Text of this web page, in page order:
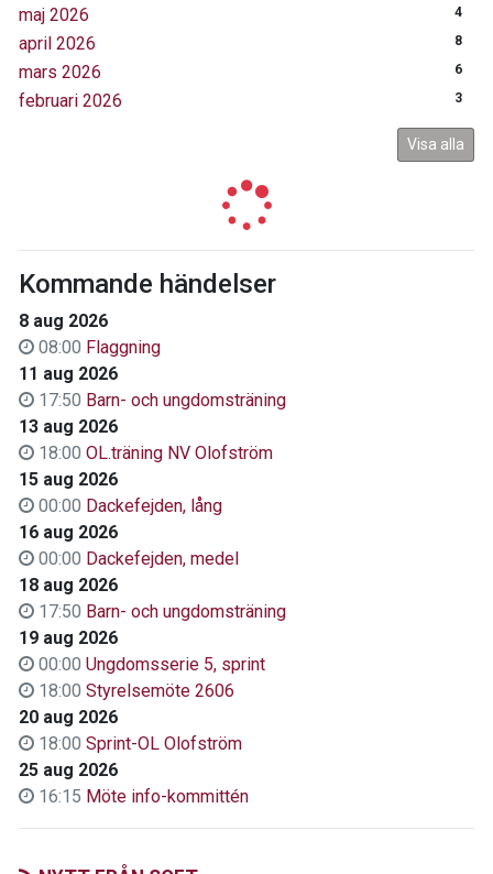
maj 2026 4
april 2026 8
mars 2026 6
februari 2026 3
Visa alla
Kommande händelser
8 aug 2026
08:00 Flaggning
11 aug 2026
17:50 Barn- och ungdomsträning
13 aug 2026
18:00 OL.träning NV Olofström
15 aug 2026
00:00 Dackefejden, lång
16 aug 2026
00:00 Dackefejden, medel
18 aug 2026
17:50 Barn- och ungdomsträning
19 aug 2026
00:00 Ungdomsserie 5, sprint
18:00 Styrelsemöte 2606
20 aug 2026
18:00 Sprint-OL Olofström
25 aug 2026
16:15 Möte info-kommittén